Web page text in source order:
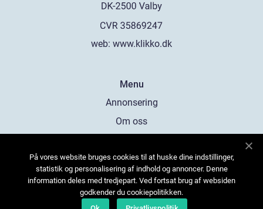
web: www.klikko.dk
Menu
Annonsering
Om oss
Kontakta oss
Sitemap
På vores website bruges cookies til at huske dine indstillinger,
statistik og personalisering af indhold og annoncer. Denne
information deles med tredjepart. Ved fortsat brug af websiden
godkender du cookiepolitikken.